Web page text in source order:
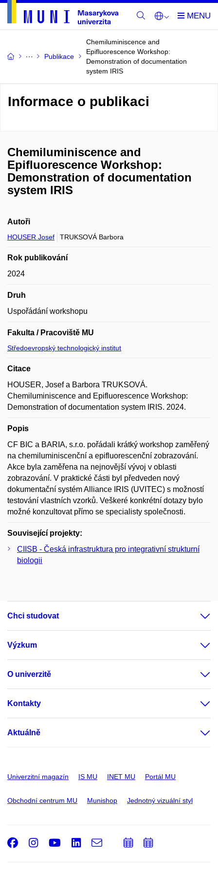
Publikace
Chemiluminiscence and
Epifluorescence Workshop:
Demonstration of documentation
system IRIS
Informace o publikaci
Chemiluminiscence and
Epifluorescence Workshop:
Demonstration of documentation
system IRIS
Autoři
HOUSER Josef TRUKSOVÁ Barbora
Rok publikování
2024
Druh
Uspořádání workshopu
Fakulta / Pracoviště MU
Středoevropský technologický institut
Citace
HOUSER, Josef a Barbora TRUKSOVÁ.
Chemiluminiscence and Epifluorescence Workshop:
Demonstration of documentation system IRIS. 2024.
Popis
CF BIC a BARIA, s.r.o. pořádali krátký workshop zaměřený
na chemiluminiscenční a epifluorescenční zobrazování.
Akce byla zaměřena na nejnovější vývoj v oblasti
zobrazování. V praktické části byl předveden nový
dokumentační systém Alliance IRIS (UVITEC) s možností
testování vlastních vzorků. Veškeré konkrétní dotazy bylo
možné konzultovat přímo se specialisty společnosti.
Související projekty:
CIISB - Česká infrastruktura pro integrativní strukturní
biologii
Chci studovat
Výzkum
O univerzitě
Kontakty
Aktuálně
Univerzitní magazín IS MU INET MU Portál MU
Obchodní centrum MU Munishop Jednotný vizuální styl
Facebook
Instagram
Youtube
LinkedIn
e-
PřidatPřidat